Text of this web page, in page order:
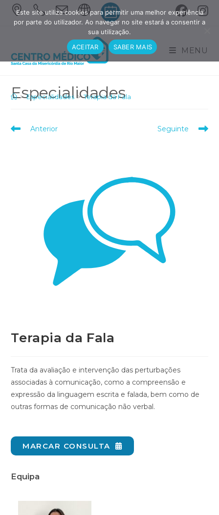
Skip
MENU
> Especialidades > Terapia da Fala
Read
Anterior Seguinte
Terapia da Fala
Trata da avaliação e intervenção das perturbações
associadas à comunicação, como a compreensão e
expressão da linguagem escrita e falada, bem como de
outras formas de comunicação não verbal.
MARCAR CONSULTA
Equipa
Este site utiliza cookies para permitir uma melhor experiência
por parte do utilizador. Ao navegar no site estará a consentir a
sua utilização.
ACEITAR
SABER MAIS